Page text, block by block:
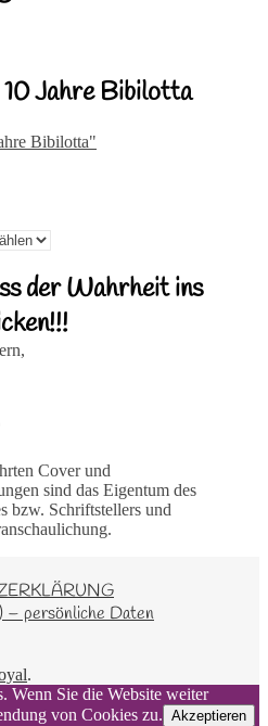
Jahre Bibilotta
der Wahrheit ins
Cover und
sind das Eigentum des
bzw. Schriftstellers und
persönliche Daten
.
Wenn Sie die Website weiter
von Cookies zu. Akzeptieren